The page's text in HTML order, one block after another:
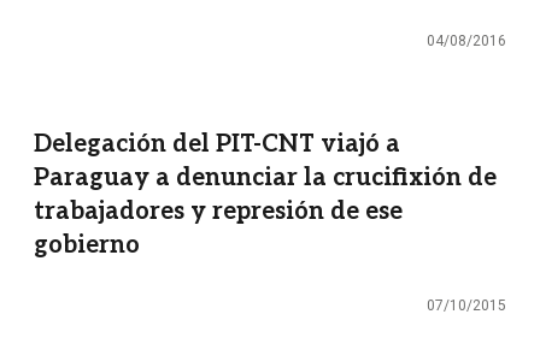
04/08/2016
Delegación del PIT-CNT viajó a
Paraguay a denunciar la crucifixión de
trabajadores y represión de ese
gobierno
07/10/2015